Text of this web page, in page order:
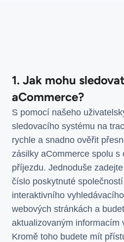
1. Jak mohu
aCommerce?
S pomocí našeho
sledovacího systému na
rychle a snadno ověřit
zásilky aCommerce spolu s
příjezdu. Jednoduše
číslo poskytnuté
interaktivního
webových stránkách a
aktualizovaným informacím
Kromě toho budete mít